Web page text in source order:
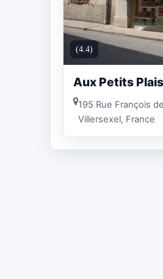
(4.4)
Aux Petits
195 Rue François
Villersexel, France